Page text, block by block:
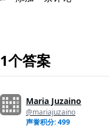
1个答案
Maria Juzaino
@mariajuzaino
声誉积分: 499